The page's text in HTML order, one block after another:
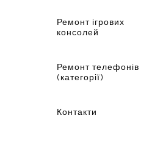
Ремонт ігрових
консолей
Ремонт телефонів
(категорії)
Контакти